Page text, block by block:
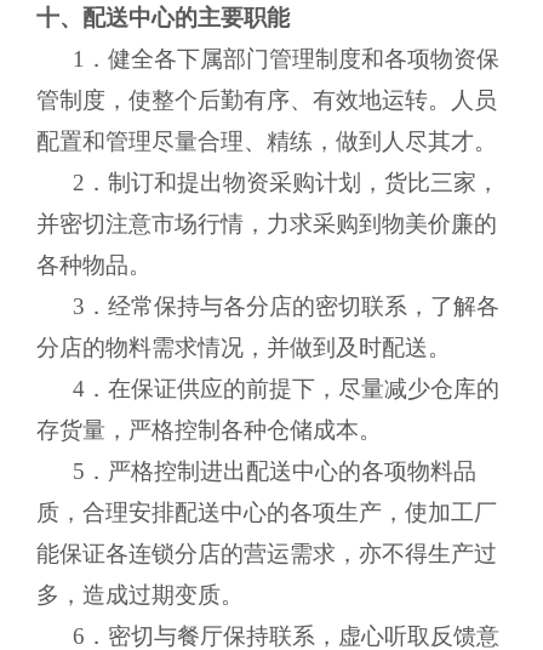
十、配送中心的主要职能
1．健全各下属部门管理制度和各项物资保
管制度，使整个后勤有序、有效地运转。人员
配置和管理尽量合理、精练，做到人尽其才。
2．制订和提出物资采购计划，货比三家，
并密切注意市场行情，力求采购到物美价廉的
各种物品。
3．经常保持与各分店的密切联系，了解各
分店的物料需求情况，并做到及时配送。
4．在保证供应的前提下，尽量减少仓库的
存货量，严格控制各种仓储成本。
5．严格控制进出配送中心的各项物料品
质，合理安排配送中心的各项生产，使加工厂
能保证各连锁分店的营运需求，亦不得生产过
多，造成过期变质。
6．密切与餐厅保持联系，虚心听取反馈意